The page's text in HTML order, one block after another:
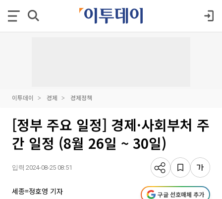
이투데이 경제 경제정책
[정부 주요 일정] 경제·사회부처 주
간 일정 (8월 26일 ~ 30일)
입력 2024-08-25 08:51
세종=정호영 기자 구글 선호매체 추가